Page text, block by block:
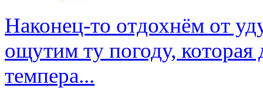
Наконец-то отдохнём от
ощутим ту погоду, которая
темпера...